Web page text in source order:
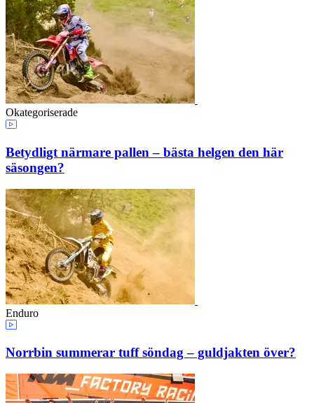
Okategoriserade
Betydligt närmare pallen – bästa helgen den här
säsongen?
Enduro
Norrbin summerar tuff söndag – guldjakten över?